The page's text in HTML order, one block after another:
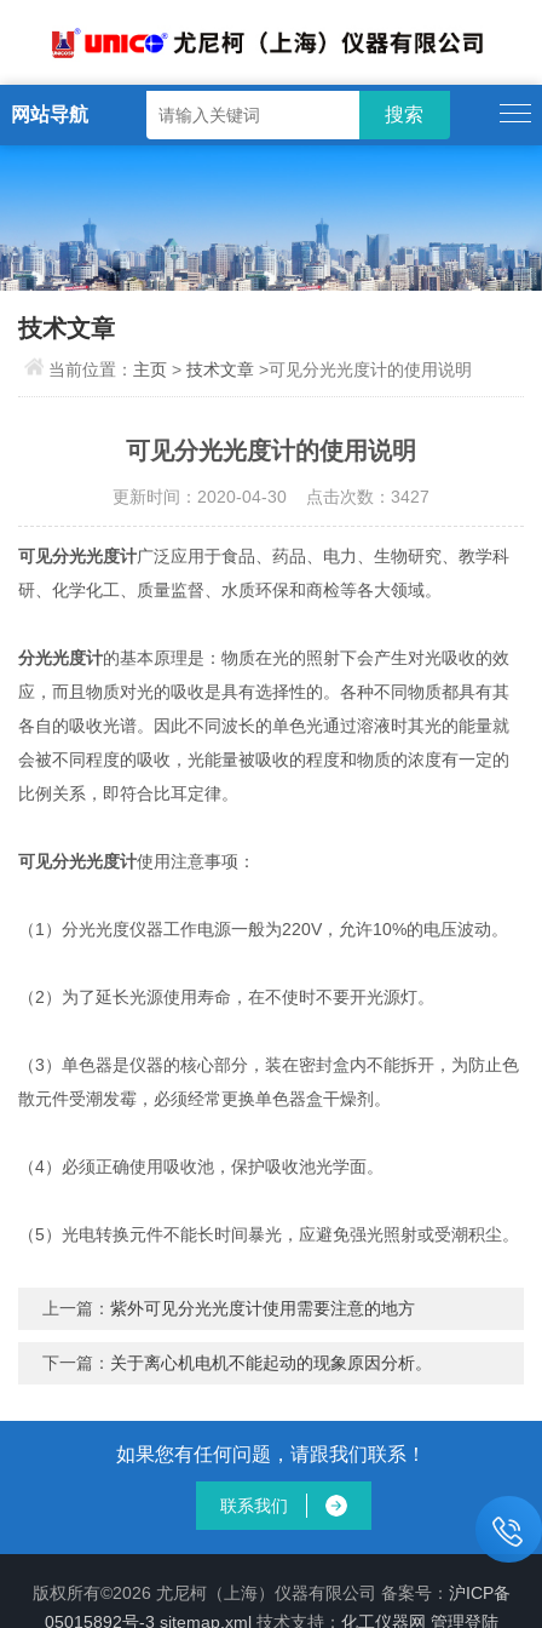
网站导航
技术文章
当前位置： 主页 >技术文章 >可见分光光度计的使用说明
可见分光光度计的使用说明
更新时间：2020-04-30 点击次数：3427
可见分光光度计广泛应用于食品、药品、电力、生物研究、教学科
研、化学化工、质量监督、水质环保和商检等各大领域。
分光光度计的基本原理是：物质在光的照射下会产生对光吸收的效
应，而且物质对光的吸收是具有选择性的。各种不同物质都具有其
各自的吸收光谱。因此不同波长的单色光通过溶液时其光的能量就
会被不同程度的吸收，光能量被吸收的程度和物质的浓度有一定的
比例关系，即符合比耳定律。
可见分光光度计使用注意事项：
（1）分光光度仪器工作电源一般为220V，允许10%的电压波动。
（2）为了延长光源使用寿命，在不使时不要开光源灯。
（3）单色器是仪器的核心部分，装在密封盒内不能拆开，为防止色
散元件受潮发霉，必须经常更换单色器盒干燥剂。
（4）必须正确使用吸收池，保护吸收池光学面。
（5）光电转换元件不能长时间暴光，应避免强光照射或受潮积尘。
上一篇：紫外可见分光光度计使用需要注意的地方
下一篇： 关于离心机电机不能起动的现象原因分析。
如果您有任何问题，请跟我们联系！
联系我们
版权所有©2026 尤尼柯（上海）仪器有限公司 备案号： 沪ICP备
05015892号-3 sitemap.xml技术支持： 化工仪器网 管理登陆